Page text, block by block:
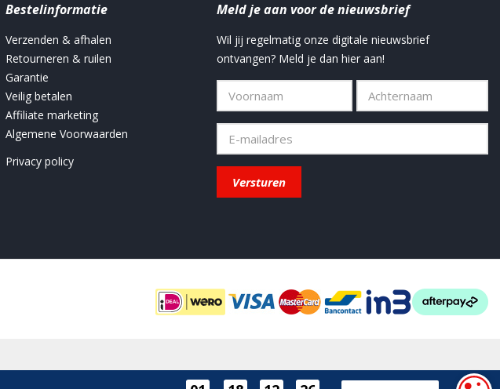
Bestelinformatie
Verzenden & afhalen
Retourneren & ruilen
Garantie
Veilig betalen
Affiliate marketing
Algemene Voorwaarden
Privacy policy
Meld je aan voor de nieuwsbrief
Wil jij regelmatig onze digitale nieuwsbrief
ontvangen? Meld je dan hier aan!